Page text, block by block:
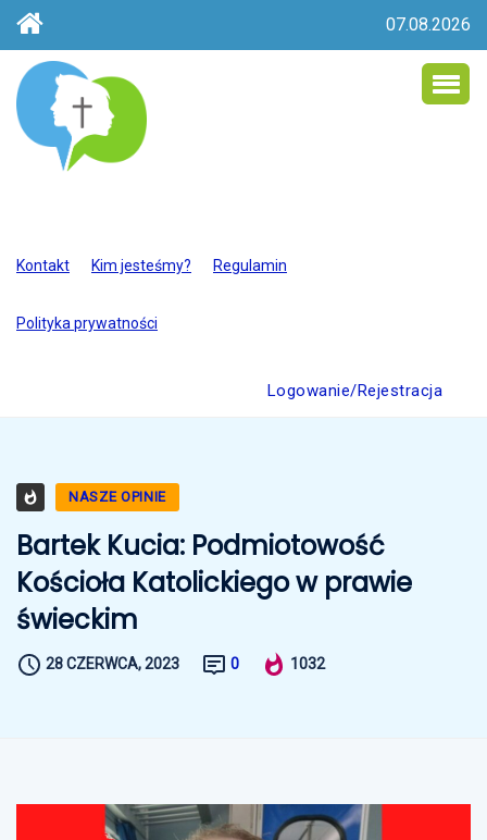
07.08.2026
Kontakt Kim jesteśmy? Regulamin
Polityka prywatności
Logowanie/Rejestracja
NASZE OPINIE
Bartek Kucia: Podmiotowość
Kościoła Katolickiego w prawie
świeckim
28 CZERWCA, 2023 0 1032